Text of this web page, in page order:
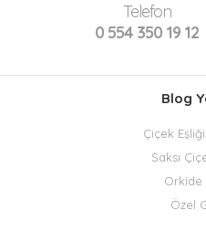
Telefon
0 554 350 19 12
Blog
Çiçek
Saksı
Orkide
Özel